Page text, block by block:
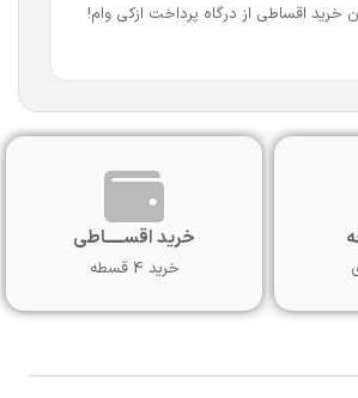
خرید اقساطی از درگاه پرداخت ازکی وام!
خرید اقســـــاطی
خرید 4 قسطه